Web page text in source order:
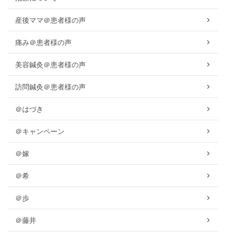
産後ママ＠患者様の声
痛み＠患者様の声
美容鍼灸＠患者様の声
訪問鍼灸＠患者様の声
＠はづき
＠キャンペーン
＠嫁
＠希
＠歩
＠藤井